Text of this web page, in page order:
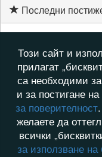
Последни
Този сайт и
прилагат
са необходими
и за постигане
за поверителност
желаете да
всички
за използване на